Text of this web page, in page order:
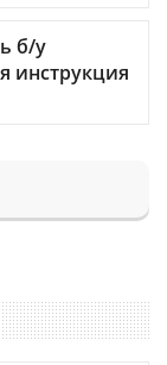
б/у
инструкция